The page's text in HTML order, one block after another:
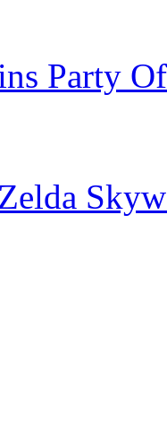
Party